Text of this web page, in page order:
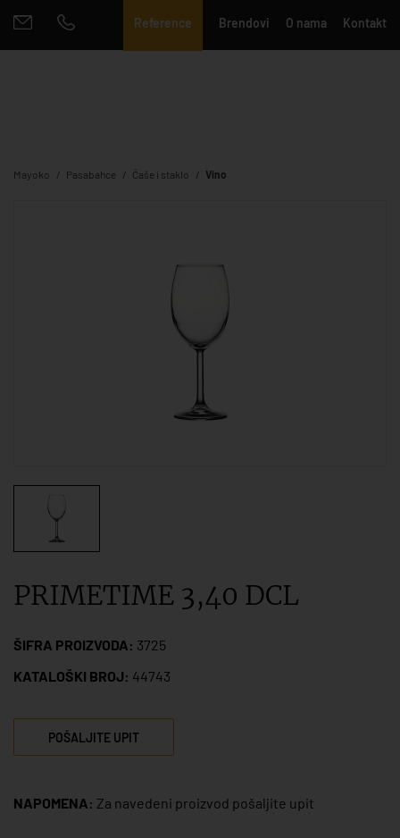
Reference Brendovi O nama Kontakt
Mayoko Pasabahce Čaše i staklo Vino
PRIMETIME 3,40 DCL
ŠIFRA PROIZVODA: 3725
KATALOŠKI BROJ: 44743
POŠALJITE UPIT
NAPOMENA: Za navedeni proizvod pošaljite upit